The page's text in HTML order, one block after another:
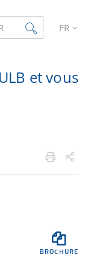
FR
et vous

BROCHURE